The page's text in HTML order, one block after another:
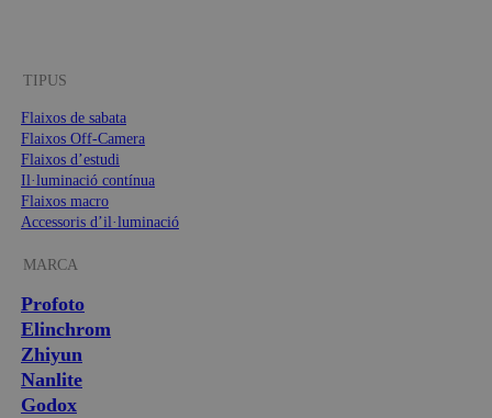
TIPUS
Flaixos de sabata
Flaixos Off-Camera
Flaixos d’estudi
Il·luminació contínua
Flaixos macro
Accessoris d’il·luminació
MARCA
Profoto
Elinchrom
Zhiyun
Nanlite
Godox